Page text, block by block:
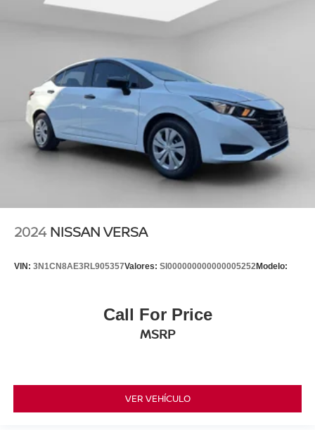
2024 NISSAN VERSA
VIN: 3N1CN8AE3RL905357Valores: SI000000000000005252Modelo:
Call For Price
MSRP
VER VEHÍCULO